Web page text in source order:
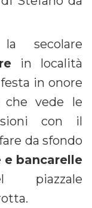
secolare
in località
in onore
che vede le
con il
da sfondo
e bancarelle